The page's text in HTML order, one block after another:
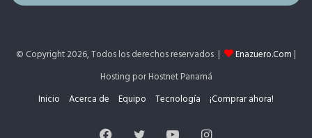
© Copyright 2026, Todos los derechos reservados | Enazuero.Com |
Hosting por Hostnet Panamá
Inicio
Acerca de Equipo Tecnología ¡Comprar ahora!
FacebookTwitterYouTubeInstagram